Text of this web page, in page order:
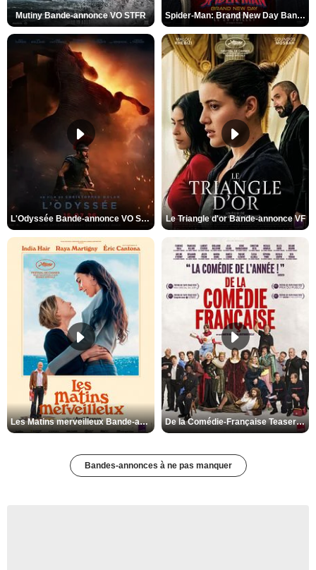
Mutiny Bande-annonce VO STFR Spider-Man: Brand New Day Bande-annonce VO STFR
L'Odyssée Bande-annonce VO STFR Le Triangle d'or Bande-annonce VF
Les Matins merveilleux Bande-annonce VF De la Comédie-Française Teaser VF
Bandes-annonces à ne pas manquer